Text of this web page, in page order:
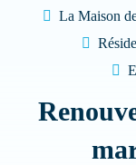
La Maison
Quel type